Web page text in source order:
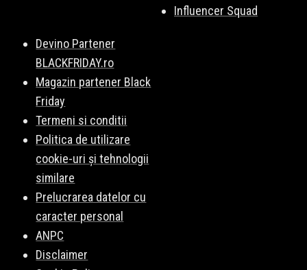
Influencer Squad
Devino Partener
BLACKFRIDAY.ro
Magazin partener Black
Friday
Termeni si conditii
Politica de utilizare
cookie-uri și tehnologii
similare
Prelucrarea datelor cu
caracter personal
ANPC
Disclaimer